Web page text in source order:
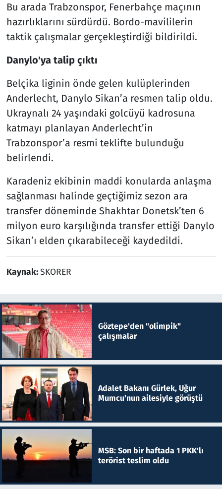
Bu arada Trabzonspor, Fenerbahçe maçının
hazırlıklarını sürdürdü. Bordo-mavililerin
taktik çalışmalar gerçekleştirdiği bildirildi.
Danylo'ya talip çıktı
Belçika liginin önde gelen kulüplerinden
Anderlecht, Danylo Sikan’a resmen talip oldu.
Ukraynalı 24 yaşındaki golcüyü kadrosuna
katmayı planlayan Anderlecht’in
Trabzonspor’a resmi teklifte bulunduğu
belirlendi.
Karadeniz ekibinin maddi konularda anlaşma
sağlanması halinde geçtiğimiz sezon ara
transfer döneminde Shakhtar Donetsk’ten 6
milyon euro karşılığında transfer ettiği Danylo
Sikan’ı elden çıkarabileceği kaydedildi.
Kaynak:SKORER
Göztepe'den "olimpik"
çalışmalar
Adalet Bakanı Gürlek, Uğur
Mumcu'nun ailesiyle görüştü
MSB: Son bir haftada 1 PKK'lı
terörist teslim oldu